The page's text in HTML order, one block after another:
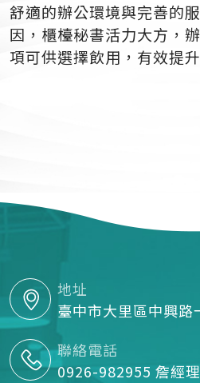
舒適的辦公環境與完善的
因，櫃檯秘書活力大方，
項可供選擇飲用，有效提
地址
臺中市大里區中興路
聯絡電話
0926-982955 詹經理